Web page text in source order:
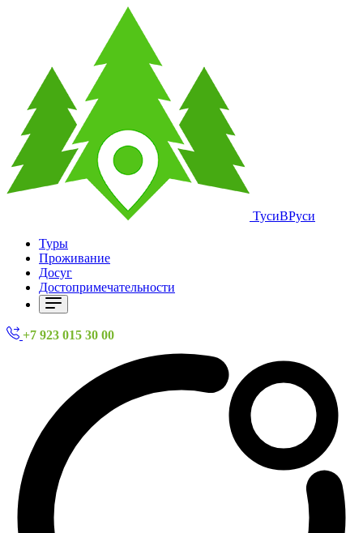
ТусиВРуси
Туры
Проживание
Досуг
Достопримечательности
+7 923 015 30 00